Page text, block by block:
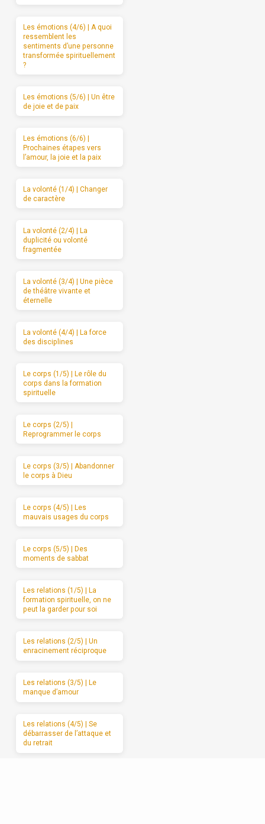
Les émotions (4/6) | A quoi
ressemblent les
sentiments d’une personne
transformée spirituellement
?
Les émotions (5/6) | Un être
de joie et de paix
Les émotions (6/6) |
Prochaines étapes vers
l’amour, la joie et la paix
La volonté (1/4) | Changer
de caractère
La volonté (2/4) | La
duplicité ou volonté
fragmentée
La volonté (3/4) | Une pièce
de théâtre vivante et
éternelle
La volonté (4/4) | La force
des disciplines
Le corps (1/5) | Le rôle du
corps dans la formation
spirituelle
Le corps (2/5) |
Reprogrammer le corps
Le corps (3/5) | Abandonner
le corps à Dieu
Le corps (4/5) | Les
mauvais usages du corps
Le corps (5/5) | Des
moments de sabbat
Les relations (1/5) | La
formation spirituelle, on ne
peut la garder pour soi
Les relations (2/5) | Un
enracinement réciproque
Les relations (3/5) | Le
manque d’amour
Les relations (4/5) | Se
débarrasser de l’attaque et
du retrait